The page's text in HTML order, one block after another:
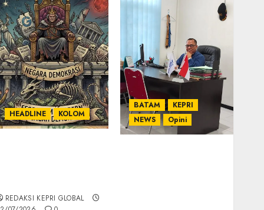
HEADLINE KOLOM
REDAKSI KEPRI GLOBAL
BATAM
KEPRI
NEWS
Opini